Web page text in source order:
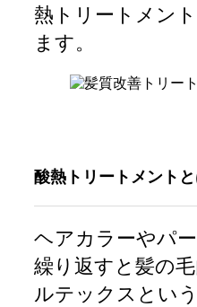
熱トリートメン
ます。
酸熱トリートメントと
ヘアカラーやパ
繰り返すと髪の
ルテックスとい